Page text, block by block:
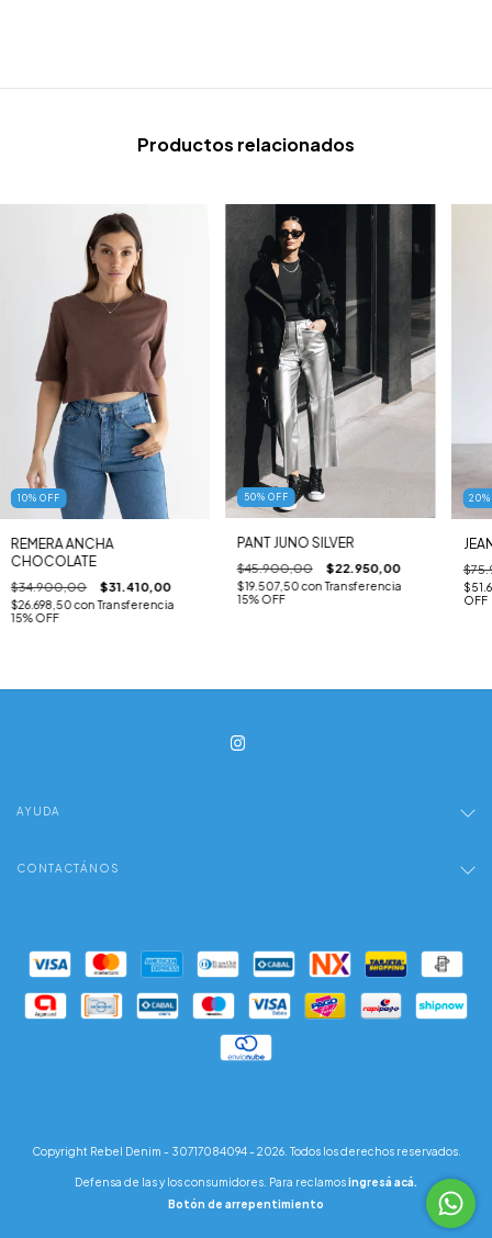
Productos relacionados
10% OFF
REMERA ANCHA
CHOCOLATE
$34.900,00 $31.410,00
$26.698,50con Transferencia
15% OFF
50% OFF
PANT JUNO SILVER
$45.900,00 $22.950,00
$19.507,50con Transferencia
15% OFF
20
OFF
AYUDA
CONTACTÁNOS
Copyright Rebel Denim - 30717084094 - 2026. Todos los derechos reservados.
Defensa de las y los consumidores. Para reclamosingresá acá.
Botón de arrepentimiento